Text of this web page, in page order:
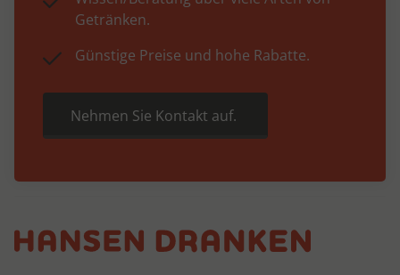
Getränken.
Günstige Preise und hohe Rabatte.
Nehmen Sie Kontakt auf.